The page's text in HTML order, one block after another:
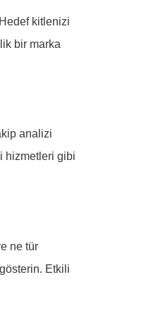
kitlenizi
bir marka
analizi
hizmetleri gibi
ne tür
Etkili